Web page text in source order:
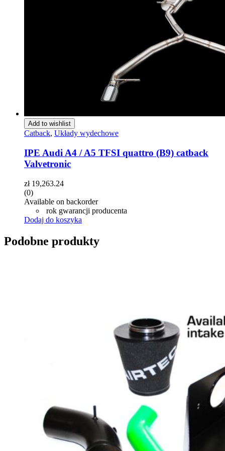
Add to wishlist
Catback, Układy wydechowe
IPE Audi A4 / A5 TFSI quattro (B9) catback
Valvetronic
zł19,263.24
(0)
Available on backorder
rok gwarancji producenta
Dodaj do koszyka
Podobne produkty